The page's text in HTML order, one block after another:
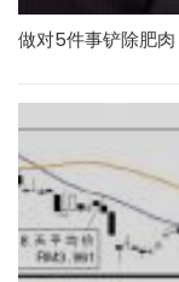
做对5件事铲除肥肉